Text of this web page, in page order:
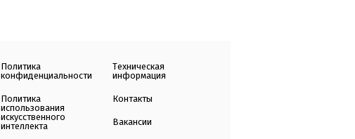
Политика
конфиденциальности
Политика
использования
искусственного
интеллекта
Техническая
информация
Контакты
Вакансии